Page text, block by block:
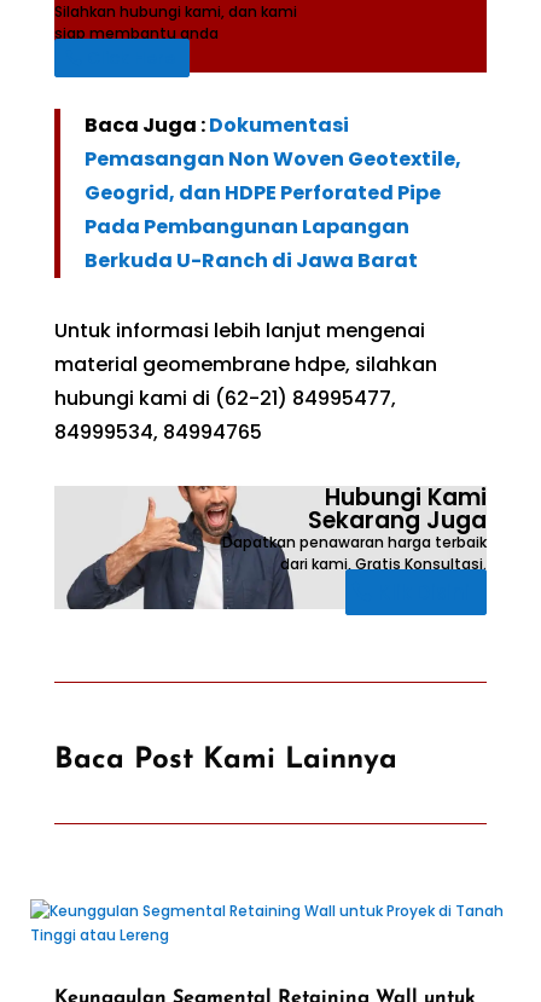
Silahkan hubungi kami, dan kami
siap membantu anda
Baca Juga :Dokumentasi
Pemasangan Non Woven Geotextile,
Geogrid, dan HDPE Perforated Pipe
Pada Pembangunan Lapangan
Berkuda U-Ranch di Jawa Barat
Untuk informasi lebih lanjut mengenai
material geomembrane hdpe, silahkan
hubungi kami di (62-21) 84995477,
84999534, 84994765
Hubungi Kami
Sekarang Juga
Dapatkan penawaran harga terbaik
dari kami, Gratis Konsultasi.
Baca Post Kami Lainnya